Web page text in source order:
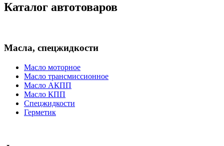
Каталог автотоваров
Масла, спецжидкости
Масло моторное
Масло трансмиссионное
Масло АКПП
Масло КПП
Спецжидкости
Герметик